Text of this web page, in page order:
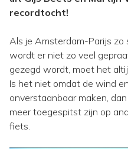
recordtocht!
Als je Amsterdam-Parijs zo
wordt er niet zo veel
gezegd wordt, moet het
Is het niet omdat de wind
onverstaanbaar maken,
meer toegespitst zijn op
fiets.